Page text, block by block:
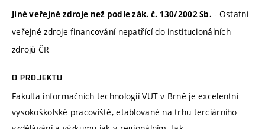
Jiné veřejné zdroje než podle zák. č. 130/2002 Sb. - Ostatní
veřejné zdroje financování nepatřící do institucionálních
zdrojů ČR
O PROJEKTU
Fakulta informačních technologií VUT v Brně je excelentní
vysokoškolské pracoviště, etablované na trhu terciárního